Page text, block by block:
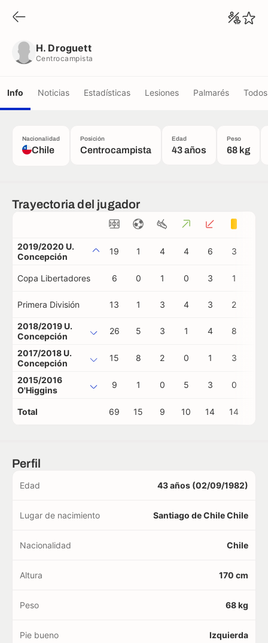
H. Droguett
Centrocampista
Info Noticias Estadísticas Lesiones Palmarés
Nacionalidad
Chile
Posición
Centrocampista
Edad
43 años
Peso
68 kg
Trayectoria del jugador
2019/2020 U.
Concepción
19 1 4 4 6 3
Copa Libertadores 6 0 1 0 3 1
Primera División 13 1 3 4 3 2
2018/2019 U.
Concepción
26 5 3 1 4 8
2017/2018 U.
Concepción
15 8 2 0 1 3
2015/2016
O'Higgins
9 1 0 5 3 0
Total 69 15 9 10 14 14
Perfil
Edad 43 años (02/09/1982)
Lugar de nacimiento Santiago de Chile Chile
Nacionalidad Chile
Altura 170 cm
Peso 68 kg
Pie bueno Izquierda